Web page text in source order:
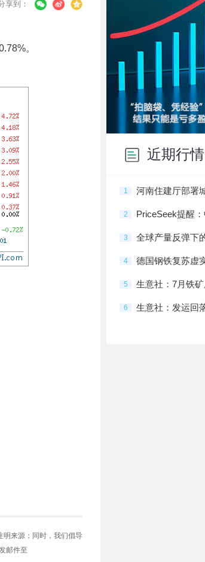
享到：
。
明来源；同时，我们倡导
邮件至
近期行情
1
2
3
4
5
6